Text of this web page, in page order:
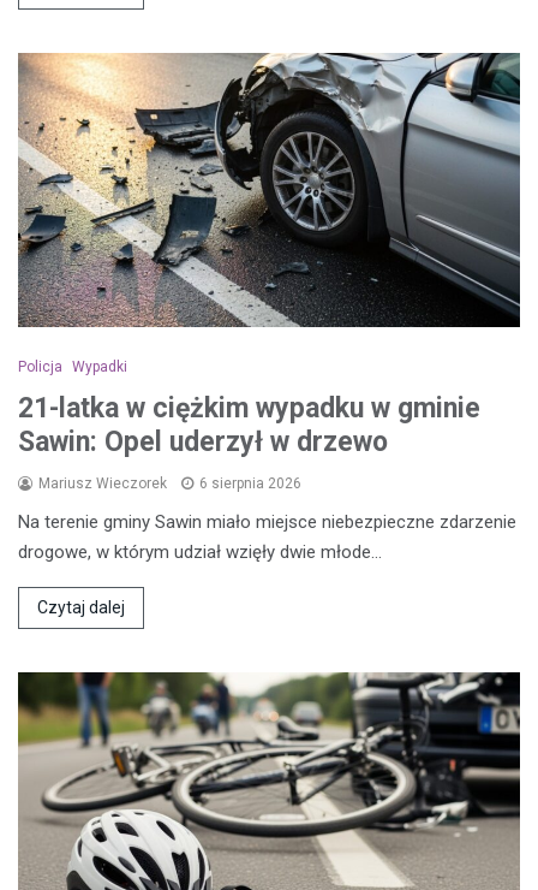
Policja Wypadki
21-latka w ciężkim wypadku w gminie
Sawin: Opel uderzył w drzewo
Mariusz Wieczorek 6 sierpnia 2026
Na terenie gminy Sawin miało miejsce niebezpieczne zdarzenie
drogowe, w którym udział wzięły dwie młode…
Czytaj dalej